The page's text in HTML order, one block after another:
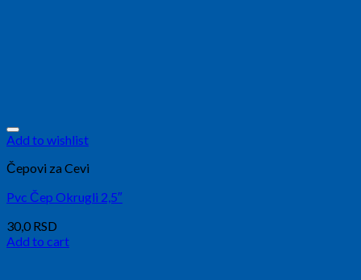
Add to wishlist
Čepovi za Cevi
Pvc Čep Okrugli 2,5″
30,0 RSD
Add to cart